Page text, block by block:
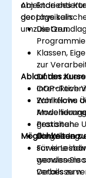
umzusetzen.
Am Ende des
der Lage sein:
Die
Klassen,
zur
Daten zu
OOP-
Workflows
gestalten.
Die
sowie
verbessern.
Ablauf des
Interaktive
Zahlreiche
Praxisnahe
Umgebung.
Möglichkeiten
Für eine
wenden Sie
Details zu